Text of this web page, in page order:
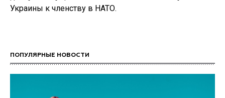
Украины к членству в НАТО.
ПОПУЛЯРНЫЕ НОВОСТИ